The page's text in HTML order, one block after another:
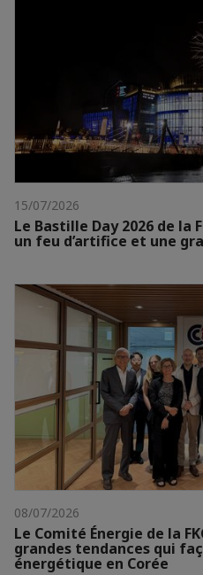
15/07/2026
Le Bastille Day 2026 de la
un feu d’artifice et une
08/07/2026
Le Comité Énergie de la
grandes tendances qui
énergétique en Corée